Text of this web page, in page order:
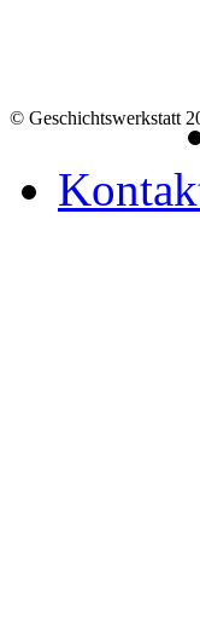
© Geschichtswerkstatt